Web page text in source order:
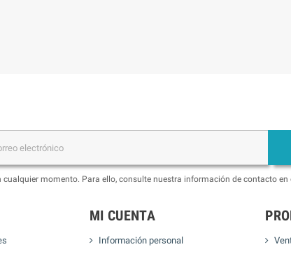
cualquier momento. Para ello, consulte nuestra información de contacto en
MI CUENTA
Información personal